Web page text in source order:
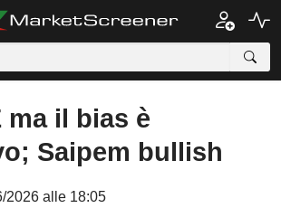
ma il bias è
Saipem bullish
2026 alle 18:05